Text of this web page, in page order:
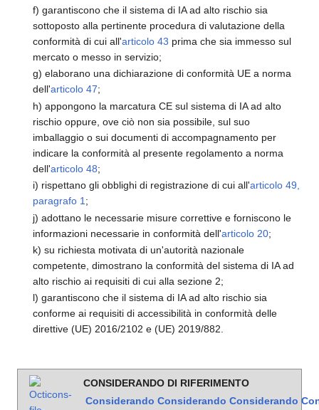
f) garantiscono che il sistema di IA ad alto rischio sia
sottoposto alla pertinente procedura di valutazione della
conformità di cui all'articolo 43 prima che sia immesso sul
mercato o messo in servizio;
g) elaborano una dichiarazione di conformità UE a norma
dell'articolo 47;
h) appongono la marcatura CE sul sistema di IA ad alto
rischio oppure, ove ciò non sia possibile, sul suo
imballaggio o sui documenti di accompagnamento per
indicare la conformità al presente regolamento a norma
dell'articolo 48;
i) rispettano gli obblighi di registrazione di cui all'articolo 49,
paragrafo 1 ;
j) adottano le necessarie misure correttive e forniscono le
informazioni necessarie in conformità dell'articolo 20;
k) su richiesta motivata di un'autorità nazionale
competente, dimostrano la conformità del sistema di IA ad
alto rischio ai requisiti di cui alla sezione 2;
l) garantiscono che il sistema di IA ad alto rischio sia
conforme ai requisiti di accessibilità in conformità delle
direttive (UE) 2016/2102 e (UE) 2019/882.
CONSIDERANDO DI RIFERIMENTO
Considerando Considerando Considerando